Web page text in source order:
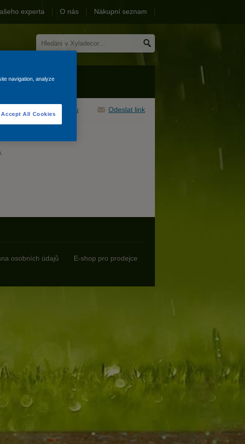
experta O nás Nákupní seznam
Vytisknout tuto stránku Odeslat link
osobních údajů E-shop pro prodejce
navigation, analyze
Accept All Cookies